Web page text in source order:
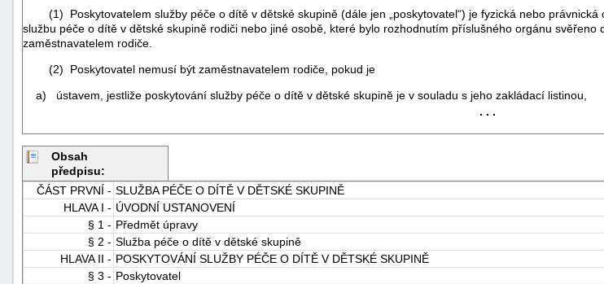
(1) Poskytovatelem služby péče o dítě v dětské skupině (dále jen „poskytovatel“) je fyzická nebo právnická
službu péče o dítě v dětské skupině rodiči nebo jiné osobě, které bylo rozhodnutím příslušného orgánu svěřeno
zaměstnavatelem rodiče.
(2) Poskytovatel nemusí být zaměstnavatelem rodiče, pokud je
a) ústavem, jestliže poskytování služby péče o dítě v dětské skupině je v souladu s jeho zakládací listinou,
. . .
Obsah
předpisu:
ČÁST PRVNÍ - SLUŽBA PÉČE O DÍTĚ V DĚTSKÉ SKUPINĚ
HLAVA I - ÚVODNÍ USTANOVENÍ
§ 1 - Předmět úpravy
§ 2 - Služba péče o dítě v dětské skupině
HLAVA II - POSKYTOVÁNÍ SLUŽBY PÉČE O DÍTĚ V DĚTSKÉ SKUPINĚ
§ 3 - Poskytovatel